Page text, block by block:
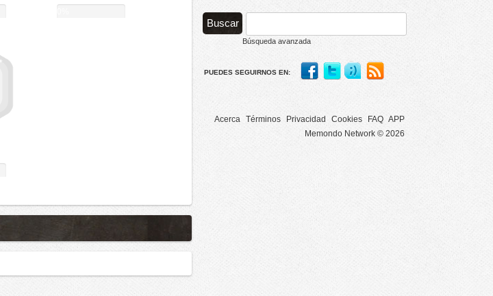
Búsqueda avanzada
PUEDES SEGUIRNOS EN:
Acerca Términos Privacidad Cookies FAQ APP
Memondo Network © 2026